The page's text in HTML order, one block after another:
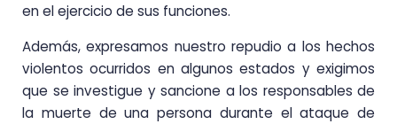
en el ejercicio de sus funciones.
Además, expresamos nuestro repudio a los hechos
violentos ocurridos en algunos estados y exigimos
que se investigue y sancione a los responsables de
la muerte de una persona durante el ataque de